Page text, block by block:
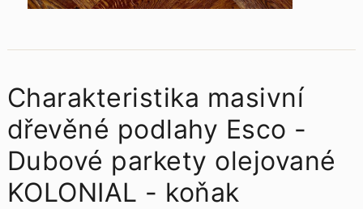
Charakteristika masivní
dřevěné podlahy Esco -
Dubové parkety olejované
KOLONIAL - koňak